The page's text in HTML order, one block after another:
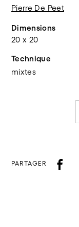
Pierre De Peet
Dimensions
20 x 20
Technique
mixtes
PARTAGER f